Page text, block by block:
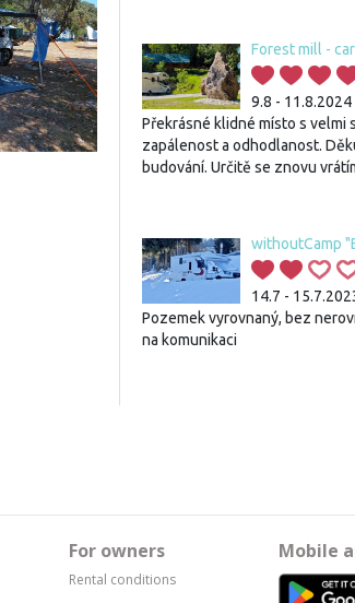
Forest mill -
9.8 - 11.8.2024
Překrásné klidné místo s velmi
zapálenost a odhodlanost.
budování. Určitě se znovu
withoutCamp
14.7 -
Pozemek vyrovnaný, bez
na komunikaci
For owners
Rental conditions
Mobile